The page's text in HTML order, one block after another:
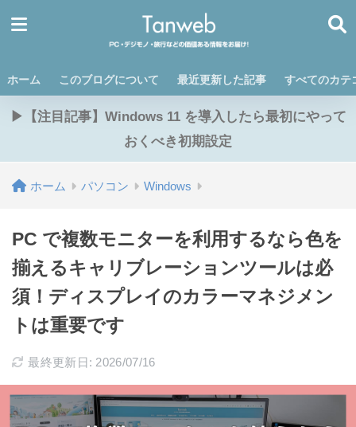
ホーム このブログについて 最近更新した記事 すべてのカテ
▶【注目記事】Windows 11 を導入したら最初にやって
おくべき初期設定
ホーム パソコン Windows
PC で複数モニターを利用するなら色を
揃えるキャリブレーションツールは必
須！ディスプレイのカラーマネジメン
トは重要です
最終更新日: 2026/07/16